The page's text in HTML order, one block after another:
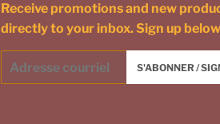
Receive promotions and new
directly to your inbox. Sign up below
S'ABONNER /